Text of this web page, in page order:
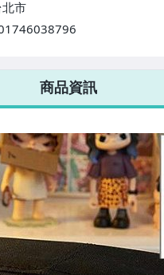
北市
運費只要38元
、筆數，筆筆優惠無限次！
商品資訊